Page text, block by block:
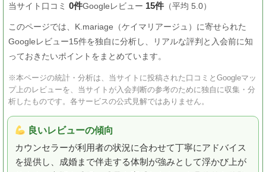
当サイト口コミ 0件Googleレビュー 15件 （平均 5.0）
このページでは、K.mariage（ケイマリアージュ）に寄せられた
Googleレビュー15件を独自に分析し、リアルな評判と入会前に知
っておきたいポイントをまとめています。
※本ページの統計・分析は、当サイトに投稿された口コミとGoogleマッ
プ上のレビューを、当サイトが入会判断の参考のために独自に収集・分
析したものです。各サービスの公式見解ではありません。
良いレビューの傾向
カウンセラーが利用者の状況に合わせて丁寧にアドバイス
を提供し、成婚まで伴走する体制が強みとして浮かび上が